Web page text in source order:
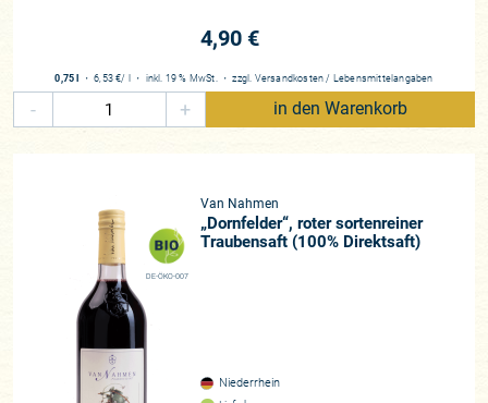
4,90 €
0,75 l ・6,53 €/ l ・ inkl. 19 % MwSt.・zzgl. Versandkosten / Lebensmittelangaben
- + in den Warenkorb
DE-ÖKO-007
Van Nahmen
„Dornfelder“, roter sortenreiner
Traubensaft (100% Direktsaft)
Niederrhein